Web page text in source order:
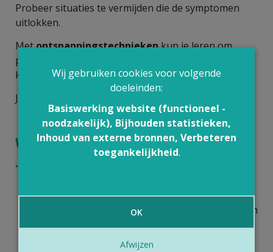
Probeer situaties te vermijden die de symptomen
uitlokken.
Metontspanningstechniekenkun je leren om
paniek en
krijgen.
Je kan de roodheid ook verbergen met
Wat kan je arts doen?
van een bètablokker. Dit is een medicijn dat de
bloeddruk en het hartritme verlaagt, maar ook een
invloed heeft op zenuwreacties en dus op het
ontstaan van roodheid.
Wij gebruiken cookies voor volgende
doeleinden:
Basiswerking website (functioneel -
noodzakelijk), Bijhouden statistieken,
Inhoud van externe bronnen, Verbeteren
toegankelijkheid.
OK
Afwijzen